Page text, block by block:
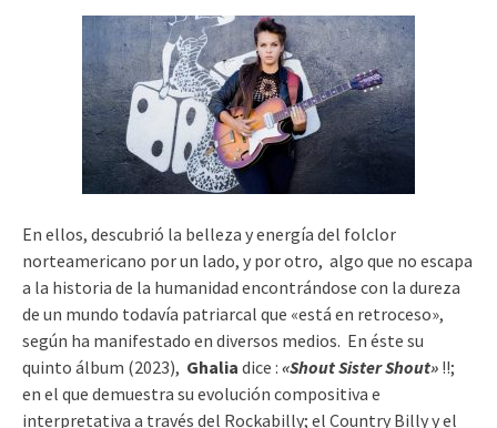
En ellos, descubrió la belleza y energía del folclor
norteamericano por un lado, y por otro, algo que no escapa
a la historia de la humanidad encontrándose con la dureza
de un mundo todavía patriarcal que «está en retroceso»,
según ha manifestado en diversos medios. En éste su
quinto álbum (2023), Ghalia dice : «Shout Sister Shout» !!;
en el que demuestra su evolución compositiva e
interpretativa a través del Rockabilly; el Country Billy y el